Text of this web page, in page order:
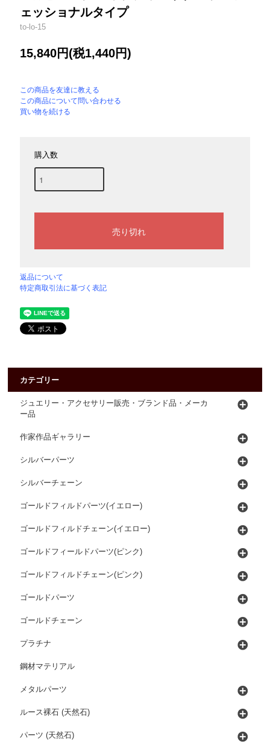
ェッショナルタイプ
to-lo-15
15,840円(税1,440円)
この商品を友達に教える
この商品について問い合わせる
買い物を続ける
購入数
返品について
特定商取引法に基づく表記
カテゴリー
ジュエリー・アクセサリー販売・ブランド品・メーカ
ー品
作家作品ギャラリー
シルバーパーツ
シルバーチェーン
ゴールドフィルドパーツ(イエロー)
ゴールドフィルドチェーン(イエロー)
ゴールドフィールドパーツ(ピンク)
ゴールドフィルドチェーン(ピンク)
ゴールドパーツ
ゴールドチェーン
プラチナ
鋼材マテリアル
メタルパーツ
ルース裸石 (天然石)
パーツ (天然石)